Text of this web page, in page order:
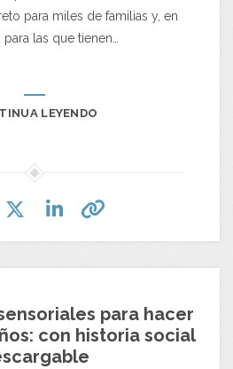
para miles de familias y, en
las que tienen…
LEYENDO
para hacer
con historia social